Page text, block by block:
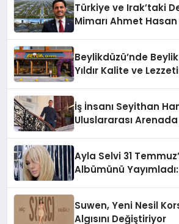
Türkiye ve Irak’taki
Mimarı Ahmet
Hayata Geçirecek
Beylikdüzü’nde
Yıldır Kalite ve
İş İnsanı Seyithan
Uluslararası Arenada
Ayla Selvi 31
Albümünü
Suwen, Yeni Nesil
Algısını Değiştiriyor